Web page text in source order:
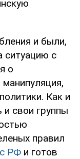
и были,
ситуацию с
о
Как и
свои группы
правил
РФ и готов